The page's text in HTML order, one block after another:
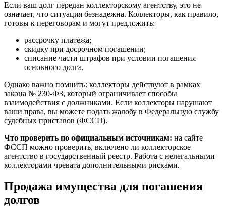
Если ваш долг передан коллекторскому агентству, это не
означает, что ситуация безнадежна. Коллекторы, как правило,
готовы к переговорам и могут предложить:
рассрочку платежа;
скидку при досрочном погашении;
списание части штрафов при условии погашения
основного долга.
Однако важно помнить: коллекторы действуют в рамках
закона № 230-ФЗ, который ограничивает способы
взаимодействия с должниками. Если коллекторы нарушают
ваши права, вы можете подать жалобу в Федеральную службу
судебных приставов (ФССП).
Что проверить по официальным источникам: на сайте
ФССП можно проверить, включено ли коллекторское
агентство в государственный реестр. Работа с нелегальными
коллекторами чревата дополнительными рисками.
Продажа имущества для погашения
долгов